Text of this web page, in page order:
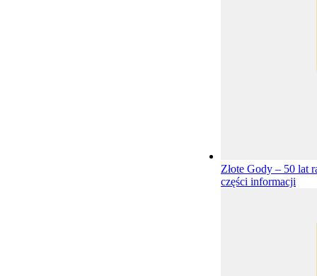
Złote Gody – 50 lat
części informacji